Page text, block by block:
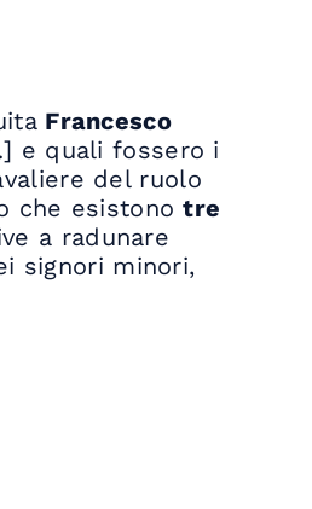
Francesco
e quali fossero i
del ruolo
che esistonotre
a radunare
signori minori,